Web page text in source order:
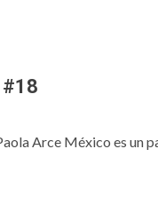
#18
Arce México es un